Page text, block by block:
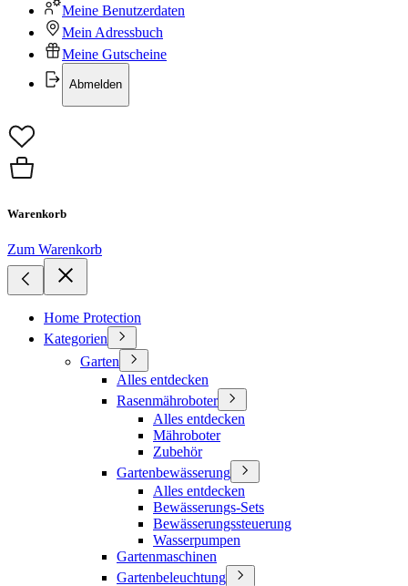
Meine Benutzerdaten
Mein Adressbuch
Meine Gutscheine
Abmelden
Warenkorb
Zum Warenkorb
Home Protection
Kategorien
Garten
Alles entdecken
Rasenmähroboter
Alles entdecken
Mähroboter
Zubehör
Gartenbewässerung
Alles entdecken
Bewässerungs-Sets
Bewässerungssteuerung
Wasserpumpen
Gartenmaschinen
Gartenbeleuchtung